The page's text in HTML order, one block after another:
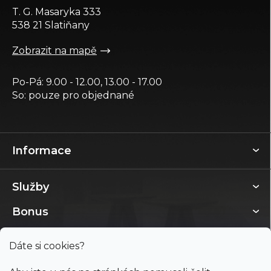
Dáte si cookies?
Informace
Služby
Bonus
T. G. Masaryka 333
538 21 Slatiňany
Zobrazit na mapě
Po-Pá: 9.00 - 12.00, 13.00 - 17.00
So: pouze pro objednané